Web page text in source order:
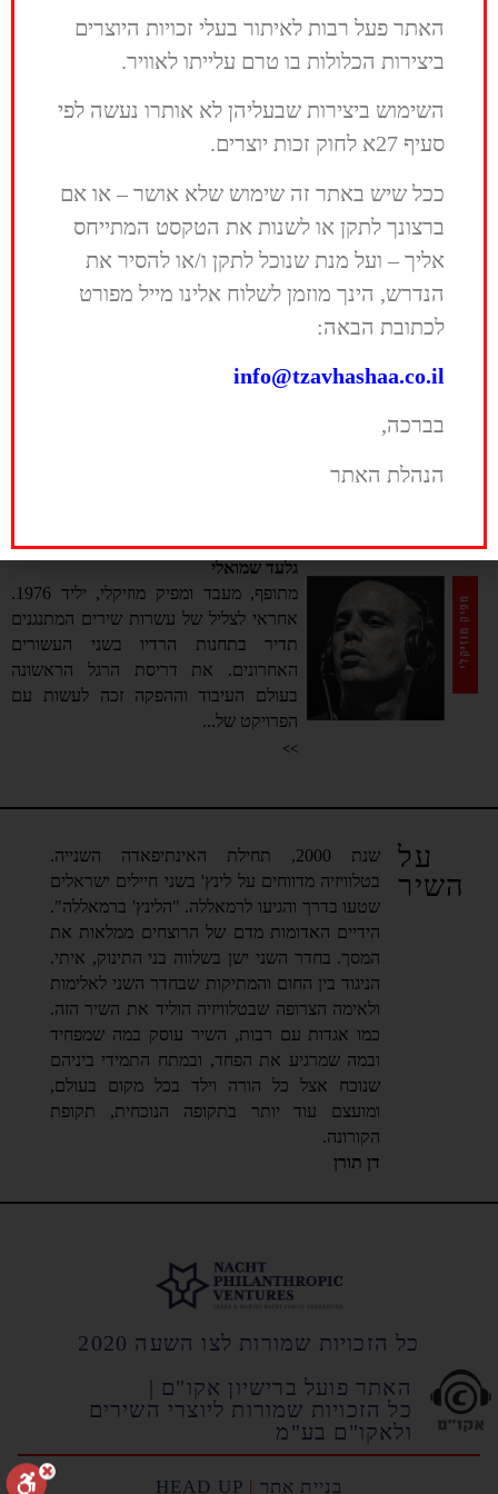
אבימור
ניהול אישי קרן פלס:
ניהול הפקה אלון עדר:
אדמוני ושרון ארביב
השיר...
>>
אלבומי סולו ואלבום משותף עם רמי
קלינשטיין, מתוכם להיטים רבים שכבשו...
גלעד שמואלי
מתופף, מעבד ומפיק מוזיקלי, יליד 1976.
אחראי לצליל של עשרות שירים המתנגנים
תדיר בתחנות הרדיו בשני העשורים
האחרונים. את דריסת הרגל הראשונה
בעולם העיבוד וההפקה זכה לעשות עם
הפרויקט של...
>>
על
השיר
שנת 2000, תחילת האינתיפאדה השנייה.
בטלוויזיה מדווחים על לינץ' בשני חיילים ישראלים
שטעו בדרך והגיעו לרמאללה. "הלינץ' ברמאללה".
הידיים האדומות מדם של הרוצחים ממלאות את
המסך. בחדר השני ישן בשלווה בני התינוק, איתי.
הניגוד בין החום והמתיקות שבחדר השני לאלימות
ולאימה הצרופה שבטלוויזיה הוליד את השיר הזה.
כמו אגדות עם רבות, השיר עוסק במה שמפחיד
ובמה שמרגיע את הפחד, ובמתח התמידי ביניהם
שנוכח אצל כל הורה וילד בכל מקום בעולם,
ומועצם עוד יותר בתקופה הנוכחית, תקופת
הקורונה.
דן תורן
כל הזכויות שמורות לצו השעה 2020
האתר פועל ברישיון אקו"ם |
כל הזכויות שמורות ליוצרי השירים
ולאקו"ם בע"מ
בניית אתר |
HEAD UP
האתר פעל רבות לאיתור בעלי זכויות היוצרים
ביצירות הכלולות בו טרם עלייתו לאוויר.
השימוש ביצירות שבעליהן לא אותרו נעשה לפי
סעיף 27א לחוק זכות יוצרים.
ככל שיש באתר זה שימוש שלא אושר – או אם
ברצונך לתקן או לשנות את הטקסט המתייחס
אליך – ועל מנת שנוכל לתקן ו/או להסיר את
הנדרש, הינך מוזמן לשלוח אלינו מייל מפורט
לכתובת הבאה:
info@tzavhashaa.co.il
בברכה,
הנהלת האתר